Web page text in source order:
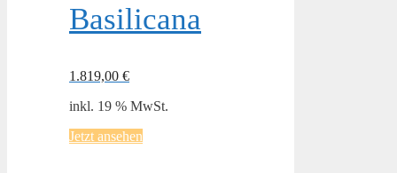
Basilicana
1.819,00 €
inkl. 19 % MwSt.
Jetzt ansehen